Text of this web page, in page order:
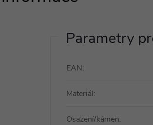
Parametry
EAN:
Materiál:
Osazení/kámen: